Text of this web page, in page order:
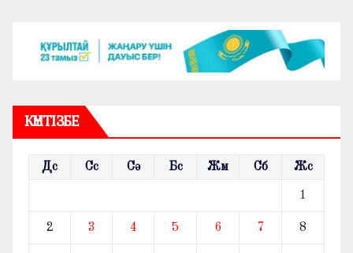
КҮНТІЗБЕ
Дс Сс Сә Бс Жм Сб Жс
1
2 3 4 5 6 7 8